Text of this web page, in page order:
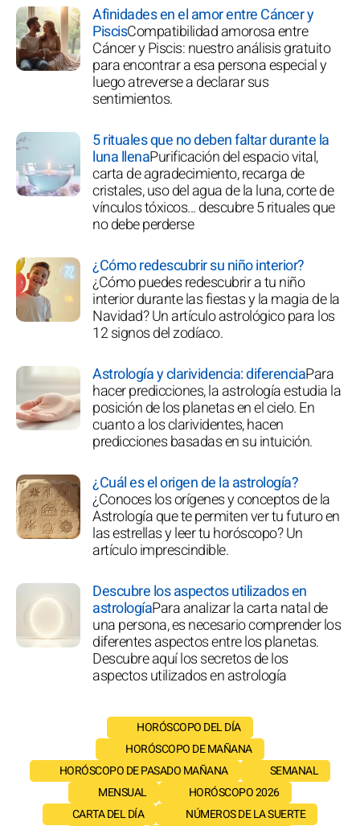
Afinidades en el amor entre Cáncer y
PiscisCompatibilidad amorosa entre
Cáncer y Piscis: nuestro análisis gratuito
para encontrar a esa persona especial y
luego atreverse a declarar sus
sentimientos.
5 rituales que no deben faltar durante la
luna llenaPurificación del espacio vital,
carta de agradecimiento, recarga de
cristales, uso del agua de la luna, corte de
vínculos tóxicos... descubre 5 rituales que
no debe perderse
¿Cómo redescubrir su niño interior?
¿Cómo puedes redescubrir a tu niño
interior durante las fiestas y la magia de la
Navidad? Un artículo astrológico para los
12 signos del zodíaco.
Astrología y clarividencia: diferenciaPara
hacer predicciones, la astrología estudia la
posición de los planetas en el cielo. En
cuanto a los clarividentes, hacen
predicciones basadas en su intuición.
¿Cuál es el origen de la astrología?
¿Conoces los orígenes y conceptos de la
Astrología que te permiten ver tu futuro en
las estrellas y leer tu horóscopo? Un
artículo imprescindible.
Descubre los aspectos utilizados en
astrologíaPara analizar la carta natal de
una persona, es necesario comprender los
diferentes aspectos entre los planetas.
Descubre aquí los secretos de los
aspectos utilizados en astrología
HORÓSCOPO DEL DÍA
HORÓSCOPO DE MAÑANA
HORÓSCOPO DE PASADO MAÑANA
SEMANAL
MENSUAL
HORÓSCOPO 2026
CARTA DEL DÍA
NÚMEROS DE LA SUERTE